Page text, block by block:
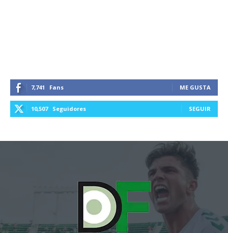
7,741 Fans ME GUSTA
10,507 Seguidores SEGUIR